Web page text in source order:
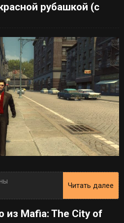
рубашкой (с
Читать далее
из Mafia: The City of